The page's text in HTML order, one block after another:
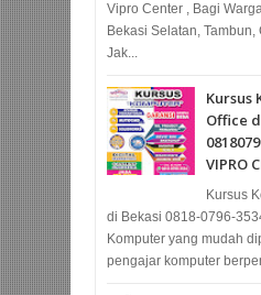
Vipro Center , Bagi
Bekasi Selatan,
Jak...
Kursus
Office
VIPRO
Kursus
di Bekasi 0818-0796-
Komputer yang mudah
pengajar komputer